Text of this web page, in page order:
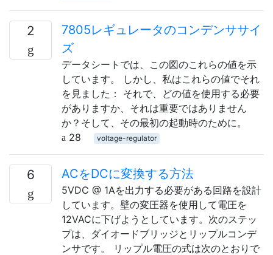
2
7805レギュレータのコンデンササイ
ズ
データシートでは、この図のこれらの値を示
しています。 しかし、私はこれらの値でそれ
を見ました： それで、どの値を使用する必要
がありますか、それは重要ではありません
か？そして、その最初の起動時のために。
28
voltage-regulator
6 ACをDCに変換する方法
5VDC @ 1Aを出力する必要がある回路を設計
しています。壁の変圧器を使用して電圧を
12VACに下げようとしています。次のステッ
プは、ダイオードブリッジとリップルコンデ
ンサです。 リップル電圧の式は次のとおりで